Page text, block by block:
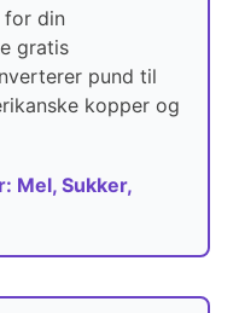
for din
gratis
pund til
kopper og
Mel, Sukker,